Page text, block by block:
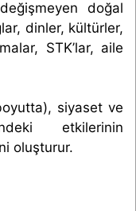
doğal
dinler, kültürler,
STK’lar, aile
siyaset ve
etkilerinin
oluşturur.